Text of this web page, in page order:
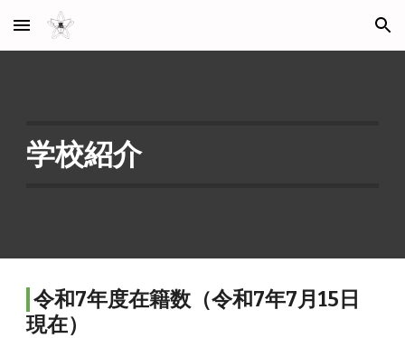
Skip to main content Skip to navigation
学校紹介
令和7年度在籍数（令和7年7月15日
現在）